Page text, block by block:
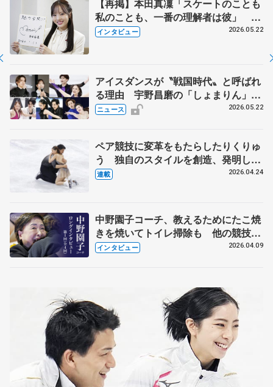
【再掲】本田真凜「スケートのことも
私のことも、一番の理解者は彼」 引
退時の単独インタビューで語った競技
インタビュー 2026.05.22
アイスダンスが〝戦国時代〟と呼ばれ
る理由 宇野昌磨の「しょまりん」ら
実力者が相次いで参戦 国内の競争激
ニュース 2026.05.22
ペア競技に変革をもたらしたりくりゅ
う 独自のスタイルを創造、発明した
【引退発表後②】
連載 2026.04.24
中野園子コーチ、教えるためにたこ焼
きを焼いてトイレ掃除も 他の競技に
も通用するという坂本花織の筋肉
インタビュー 2026.04.09